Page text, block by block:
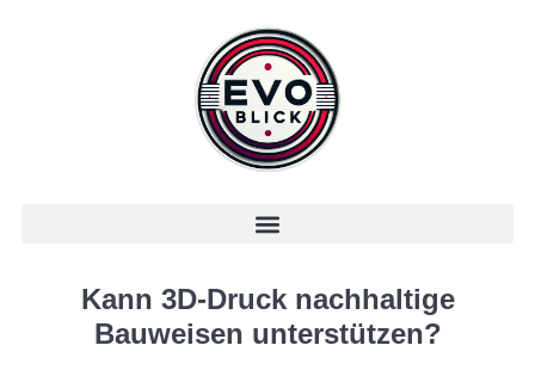
Kann 3D-Druck nachhaltige
Bauweisen unterstützen?